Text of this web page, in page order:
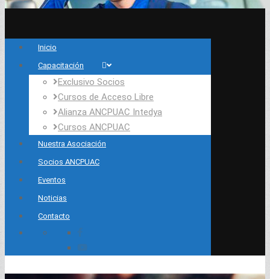
Inicio
Capacitación
Exclusivo Socios
Cursos de Acceso Libre
Alianza ANCPUAC Intedya
Cursos ANCPUAC
Nuestra Asociación
Socios ANCPUAC
Eventos
Noticias
Contacto